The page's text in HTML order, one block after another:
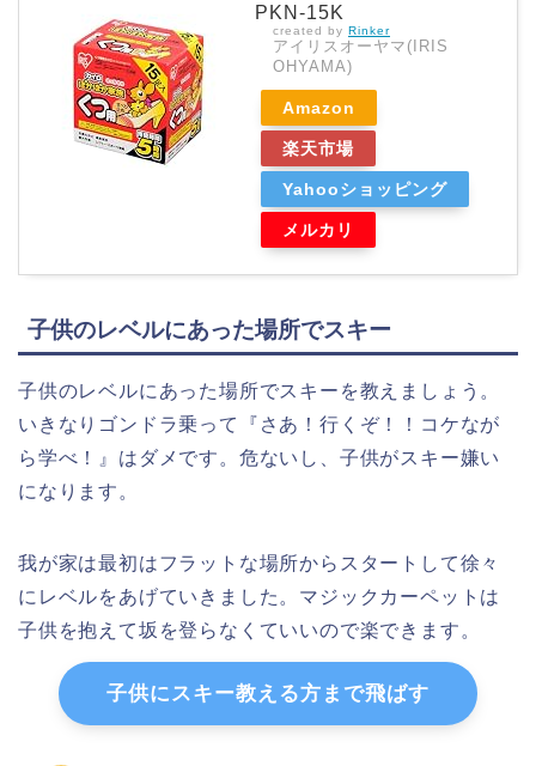
PKN-15K
created by Rinker
アイリスオーヤマ(IRIS
OHYAMA)
Amazon
楽天市場
Yahooショッピング
メルカリ
子供のレベルにあった場所でスキー
子供のレベルにあった場所でスキーを教えましょう。
いきなりゴンドラ乗って『さあ！行くぞ！！コケなが
ら学べ！』はダメです。危ないし、子供がスキー嫌い
になります。
我が家は最初はフラットな場所からスタートして徐々
にレベルをあげていきました。マジックカーペットは
子供を抱えて坂を登らなくていいので楽できます。
子供にスキー教える方まで飛ばす